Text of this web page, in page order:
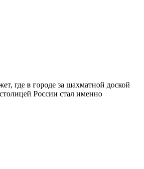
где в городе за шахматной доской
России стал именно